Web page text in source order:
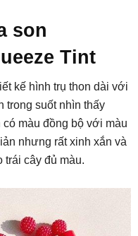
son
Tint
kế hình trụ thon dài với
trong suốt nhìn thấy
màu đồng bộ với màu
nhưng rất xinh xắn và
cây đủ màu.